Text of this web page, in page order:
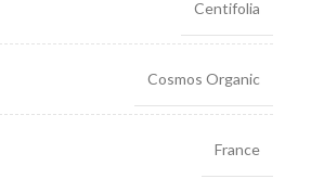
Centifolia
Cosmos Organic
France